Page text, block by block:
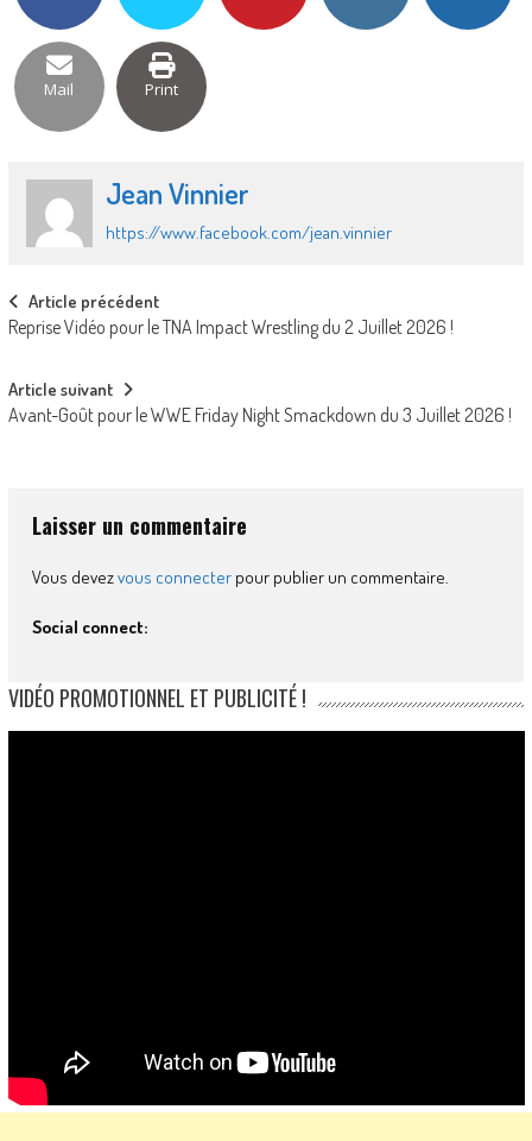
Mail Print
Jean Vinnier
https://www.facebook.com/jean.vinnier
Post
navigation
Article précédent
Reprise Vidéo pour le TNA Impact Wrestling du 2 Juillet 2026 !
Article suivant
Avant-Goût pour le WWE Friday Night Smackdown du 3 Juillet 2026 !
Laisser un commentaire
Vous devezvous connecterpour publier un commentaire.
Social connect:
VIDÉO PROMOTIONNEL ET PUBLICITÉ !